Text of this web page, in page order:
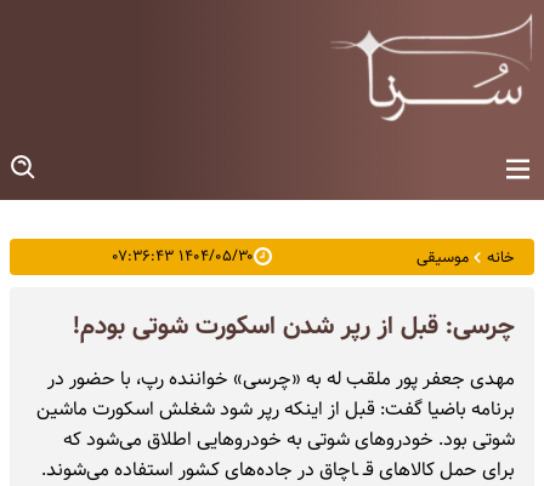
خانه موسیقی ۱۴۰۴/۰۵/۳۰ ۰۷:۳۶:۴۳
چرسی: قبل از رپر شدن اسکورت شوتی بودم!
مهدی جعفر پور ملقب له به «چرسی» خواننده رپ، با حضور در
برنامه باضیا گفت: قبل از اینکه رپر شود شغلش اسکورت ماشین
شوتی بود. خودروهای شوتی به خودروهایی اطلاق می‌شود که
برای حمل کالاهای قـ ـاچاق در جاده‌های کشور استفاده می‌شوند.